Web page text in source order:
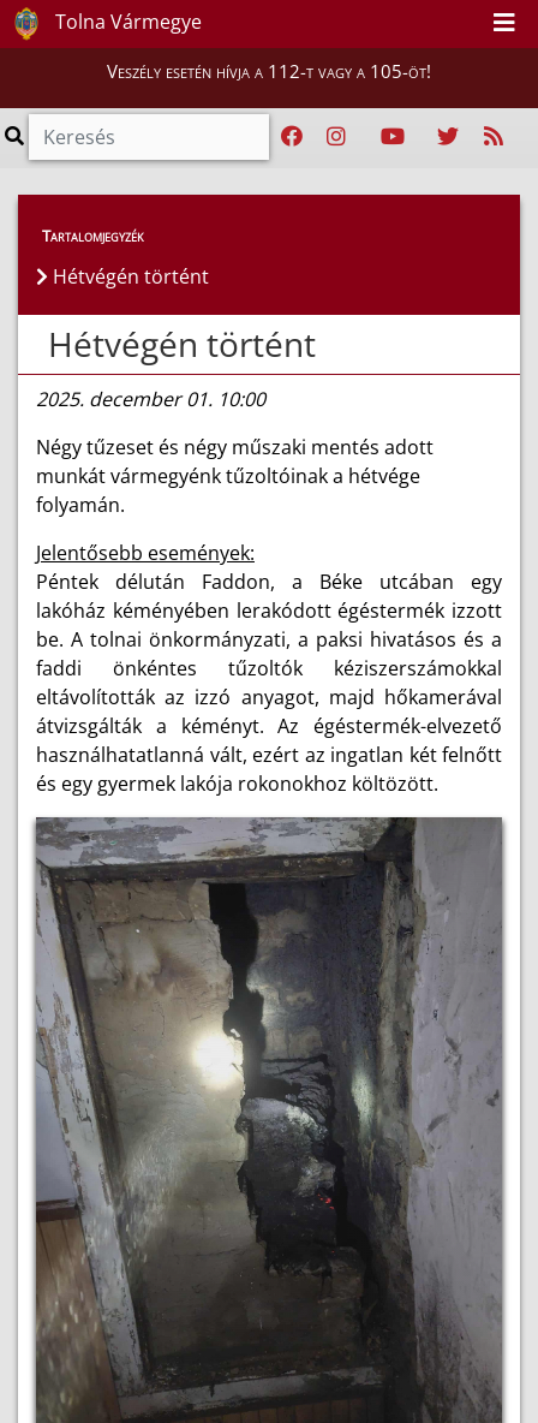
Tolna Vármegye
Veszély esetén hívja a 112-t vagy a 105-öt!
Híreink > Hírek
Tartalomjegyzék
Hétvégén történt
Hétvégén történt
2025. december 01. 10:00
Négy tűzeset és négy műszaki mentés adott
munkát vármegyénk tűzoltóinak a hétvége
folyamán.
Jelentősebb események:
Péntek délután Faddon, a Béke utcában egy
lakóház kéményében lerakódott égéstermék izzott
be. A tolnai önkormányzati, a paksi hivatásos és a
faddi önkéntes tűzoltók kéziszerszámokkal
eltávolították az izzó anyagot, majd hőkamerával
átvizsgálták a kéményt. Az égéstermék-elvezető
használhatatlanná vált, ezért az ingatlan két felnőtt
és egy gyermek lakója rokonokhoz költözött.